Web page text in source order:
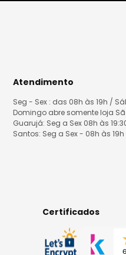
Atendimento
Seg - Sex : das 08h às 19h /
Domingo abre somente loja
Guarujá: Seg a Sex 08h às
Santos: Seg a Sex - 08h às
Certificados